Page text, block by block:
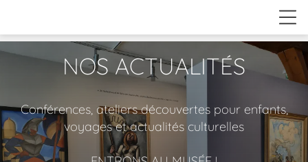
NOS ACTUALITÉS
Conférences, ateliers découvertes pour enfants,
voyages et actualités culturelles